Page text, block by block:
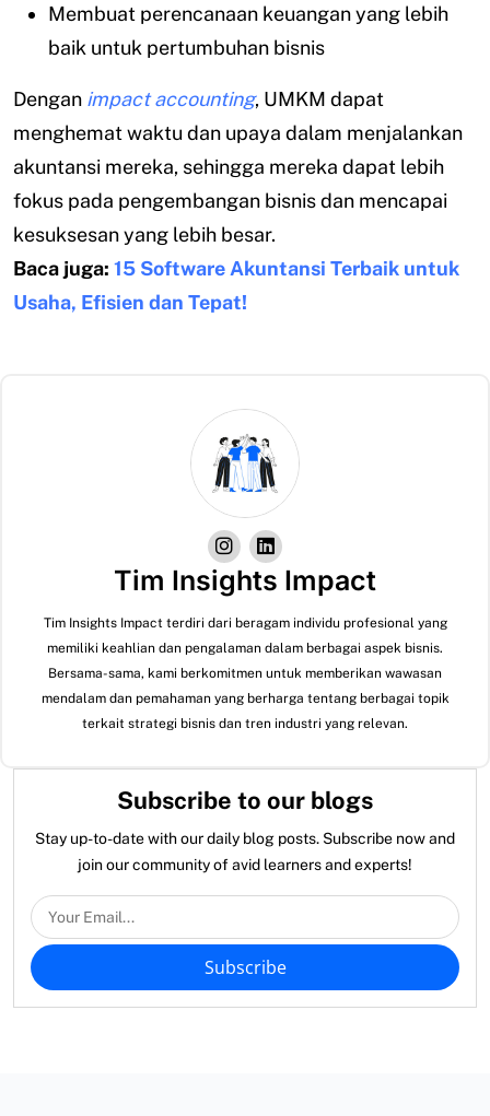
Membuat perencanaan keuangan yang lebih
baik untuk pertumbuhan bisnis
Dengan impact accounting, UMKM dapat
menghemat waktu dan upaya dalam menjalankan
akuntansi mereka, sehingga mereka dapat lebih
fokus pada pengembangan bisnis dan mencapai
kesuksesan yang lebih besar.
Baca juga: 15 Software Akuntansi Terbaik untuk
Usaha, Efisien dan Tepat!
Tim Insights Impact
Tim Insights Impact terdiri dari beragam individu profesional yang
memiliki keahlian dan pengalaman dalam berbagai aspek bisnis.
Bersama-sama, kami berkomitmen untuk memberikan wawasan
mendalam dan pemahaman yang berharga tentang berbagai topik
terkait strategi bisnis dan tren industri yang relevan.
Subscribe to our blogs
Stay up-to-date with our daily blog posts. Subscribe now and
join our community of avid learners and experts!
Subscribe